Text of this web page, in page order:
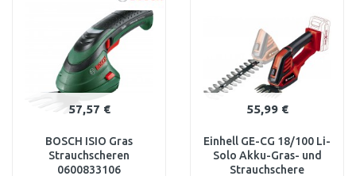
Vergleichen
57,57 €
BOSCH ISIO Gras
Strauchscheren
0600833106
55,99 €
Einhell GE-CG 18/100 Li-
Solo Akku-Gras- und
Strauchschere